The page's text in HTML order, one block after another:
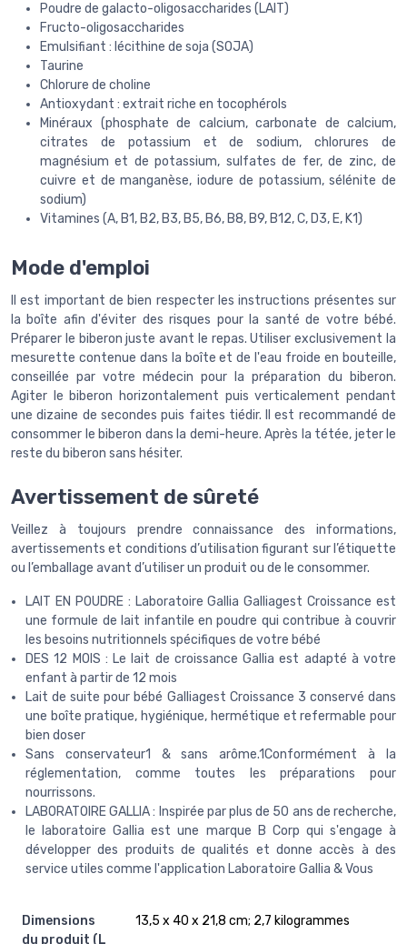
Poudre de galacto-oligosaccharides (LAIT)
Fructo-oligosaccharides
Emulsifiant : lécithine de soja (SOJA)
Taurine
Chlorure de choline
Antioxydant : extrait riche en tocophérols
Minéraux (phosphate de calcium, carbonate de calcium,
citrates de potassium et de sodium, chlorures de
magnésium et de potassium, sulfates de fer, de zinc, de
cuivre et de manganèse, iodure de potassium, sélénite de
sodium)
Vitamines (A, B1, B2, B3, B5, B6, B8, B9, B12, C, D3, E, K1)
Mode d'emploi
Il est important de bien respecter les instructions présentes sur
la boîte afin d'éviter des risques pour la santé de votre bébé.
Préparer le biberon juste avant le repas. Utiliser exclusivement la
mesurette contenue dans la boîte et de l'eau froide en bouteille,
conseillée par votre médecin pour la préparation du biberon.
Agiter le biberon horizontalement puis verticalement pendant
une dizaine de secondes puis faites tiédir. Il est recommandé de
consommer le biberon dans la demi-heure. Après la tétée, jeter le
reste du biberon sans hésiter.
Avertissement de sûreté
Veillez à toujours prendre connaissance des informations,
avertissements et conditions d’utilisation figurant sur l’étiquette
ou l’emballage avant d’utiliser un produit ou de le consommer.
LAIT EN POUDRE : Laboratoire Gallia Galliagest Croissance est
une formule de lait infantile en poudre qui contribue à couvrir
les besoins nutritionnels spécifiques de votre bébé
DES 12 MOIS : Le lait de croissance Gallia est adapté à votre
enfant à partir de 12 mois
Lait de suite pour bébé Galliagest Croissance 3 conservé dans
une boîte pratique, hygiénique, hermétique et refermable pour
bien doser
Sans conservateur1 & sans arôme.1Conformément à la
réglementation, comme toutes les préparations pour
nourrissons.
LABORATOIRE GALLIA : Inspirée par plus de 50 ans de recherche,
le laboratoire Gallia est une marque B Corp qui s'engage à
développer des produits de qualités et donne accès à des
service utiles comme l'application Laboratoire Gallia & Vous
Dimensions
du produit (L
‎13,5 x 40 x 21,8 cm; 2,7 kilogrammes